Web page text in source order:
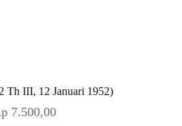
Th III, 12 Januari 1952)
7.500,00